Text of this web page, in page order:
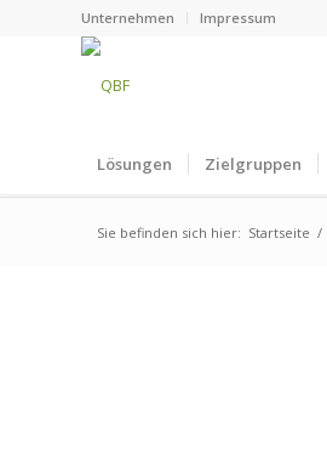
Unternehmen Impressum
Lösungen Zielgruppen
Sie befinden sich hier: Startseite /